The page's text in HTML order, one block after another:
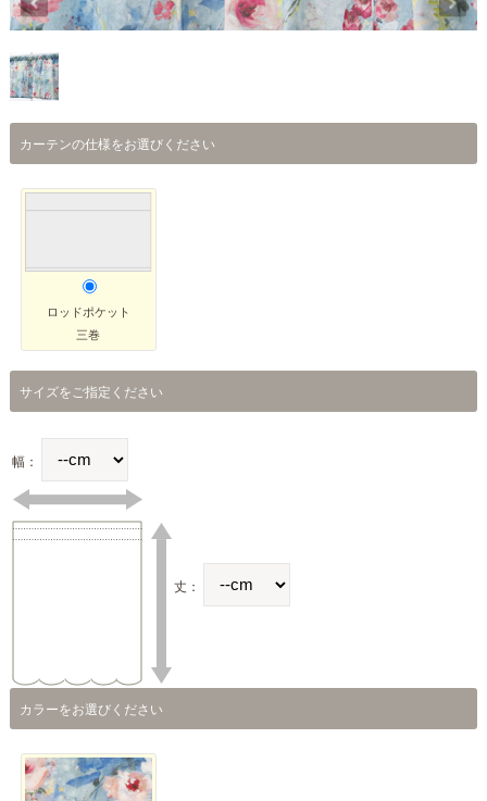
カーテンの仕様をお選びください
ロッドポケット
三巻
サイズをご指定ください
幅：
丈：
カラーをお選びください